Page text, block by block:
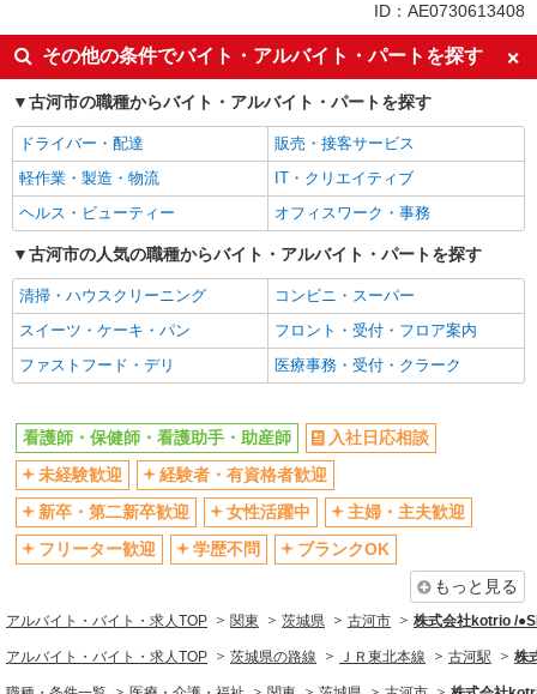
入社日応相談
未経験歓迎
経験者・有資格者歓迎
新卒・第二新卒歓迎
女性活躍中
主婦・主夫歓迎
フリーター歓迎
学歴不問
ブランクOK
ミドル（40代～）活躍中
エルダー（50代～）活躍中
シニア（60代～）活躍中
高収入・高額
ボーナス・賞与あり
昇給あり
完全週休2日制
フルタイム歓迎
禁煙・分煙
駅直結・駅チカ
車通勤OK
残業少なめ（月20h未満）
交通費支給
社会保険あり
産休・育休取得実績あり
退職金・財形貯蓄制度あり
各種手当（家族・役職・インセン
ティブなど）あり
制服貸与
研修制度あり
同じ職種から求人を探す
ID：AE0730613408
その他の条件でバイト・アルバイト・パートを探す
古河市の職種からバイト・アルバイト・パートを探す
ドライバー・配達
販売・接客サービス
軽作業・製造・物流
IT・クリエイティブ
ヘルス・ビューティー
オフィスワーク・事務
古河市の人気の職種からバイト・アルバイト・パートを探す
清掃・ハウスクリーニング
コンビニ・スーパー
スイーツ・ケーキ・パン
フロント・受付・フロア案内
ファストフード・デリ
医療事務・受付・クラーク
看護師・保健師・看護助手・助産師
入社日応相談
未経験歓迎
経験者・有資格者歓迎
新卒・第二新卒歓迎
女性活躍中
主婦・主夫歓迎
フリーター歓迎
学歴不問
ブランクOK
もっと見る
アルバイト・バイト・求人TOP 関東 茨城県 古河市 株式会社kotrio /
アルバイト・バイト・求人TOP 茨城県の路線 ＪＲ東北本線 古河駅 株